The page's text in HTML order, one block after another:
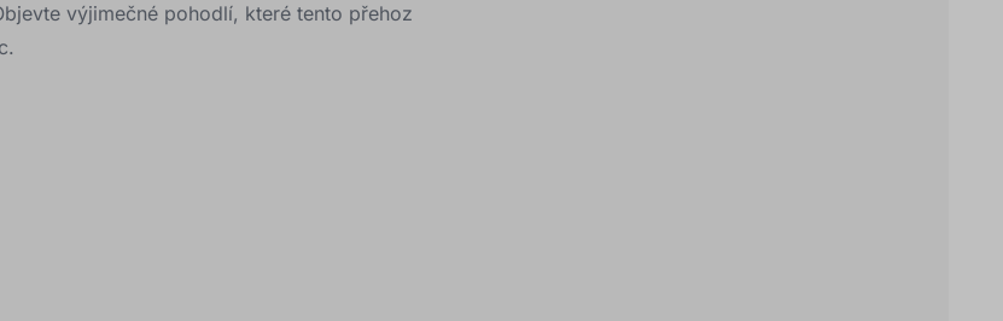
výjimečné pohodlí, které tento přehoz